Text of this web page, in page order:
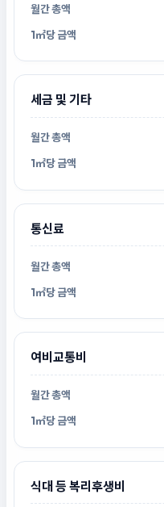
세금 및 기타
통신료
여비교통비
식대 등 복리후생비